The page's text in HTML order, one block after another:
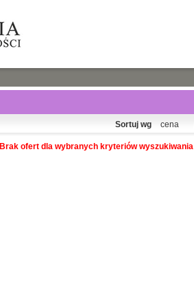
Sortuj wg cena
Brak ofert dla wybranych kryteriów wyszukiwania